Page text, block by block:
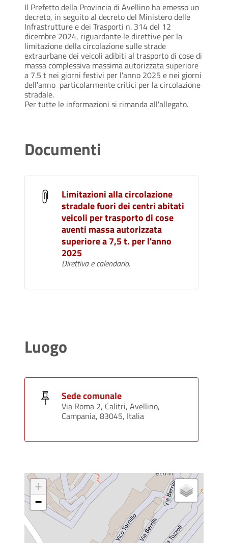
Il Prefetto della Provincia di Avellino ha emesso un
decreto, in seguito al decreto del Ministero delle
Infrastrutture e dei Trasporti n. 314 del 12
dicembre 2024, riguardante le direttive per la
limitazione della circolazione sulle strade
extraurbane dei veicoli adibiti al trasporto di cose di
massa complessiva massima autorizzata superiore
a 7.5 t nei giorni festivi per l'anno 2025 e nei giorni
dell'anno particolarmente critici per la circolazione
stradale.
Per tutte le informazioni si rimanda all'allegato.
Documenti
Limitazioni alla circolazione
stradale fuori dei centri abitati
veicoli per trasporto di cose
aventi massa autorizzata
superiore a 7,5 t. per l'anno
2025
Direttiva e calendario.
Luogo
Sede comunale
Via Roma 2, Calitri, Avellino,
Campania, 83045, Italia
+
−